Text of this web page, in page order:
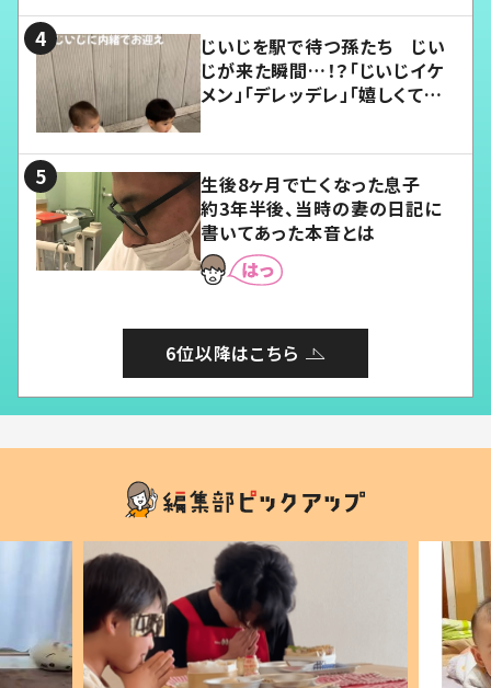
じいじを駅で待つ孫たち じい
じが来た瞬間…！？「じいじイケ
メン」「デレッデレ」「嬉しくて可
生後8ヶ月で亡くなった息子
約3年半後、当時の妻の日記に
書いてあった本音とは
6位以降はこちら